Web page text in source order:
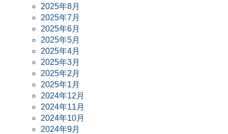
2025年8月
2025年7月
2025年6月
2025年5月
2025年4月
2025年3月
2025年2月
2025年1月
2024年12月
2024年11月
2024年10月
2024年9月